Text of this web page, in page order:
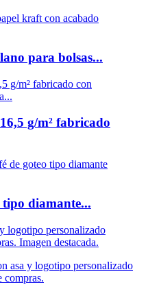
para bolsas...
g/m² fabricado
tipo diamante...